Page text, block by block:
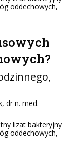
oddechowych,
,
dr n. med.
lizat bakteryjny
oddechowych,